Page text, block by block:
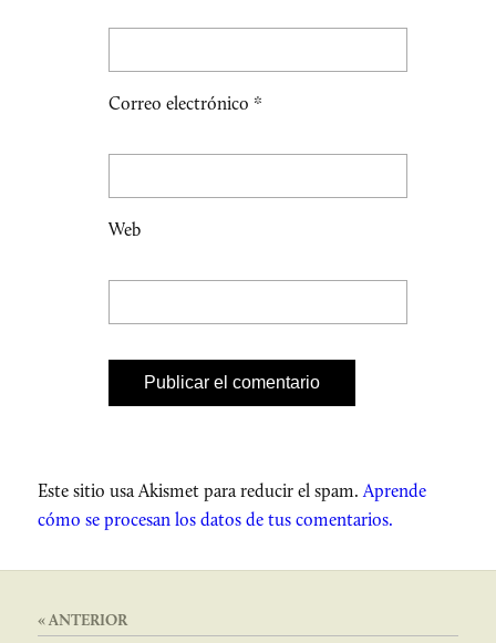
Correo electrónico *
Web
Este sitio usa Akismet para reducir el spam.Aprende
cómo se procesan los datos de tus comentarios.
« ANTERIOR